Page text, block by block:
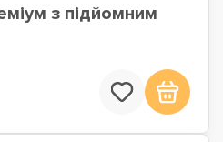
з підйомним